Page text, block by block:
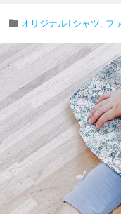
オリジナルTシャツ フ